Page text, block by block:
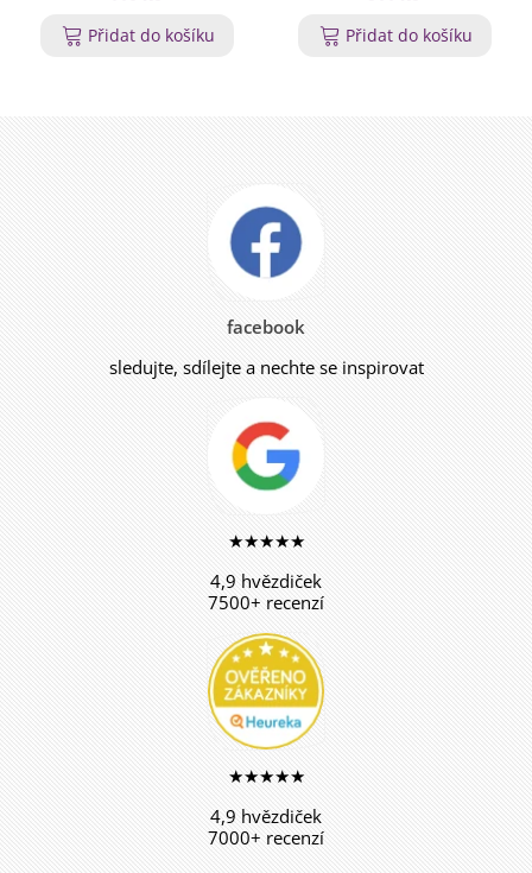
Přidat do košíku
Přidat do košíku
facebook
sledujte, sdílejte a nechte se inspirovat
★★★★★
4,9 hvězdiček
7500+ recenzí
★★★★★
4,9 hvězdiček
7000+ recenzí